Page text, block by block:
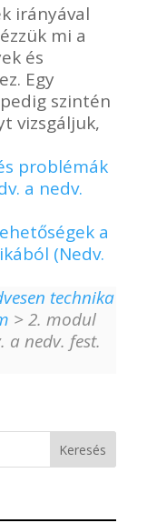
irányával
mi a
és
Egy
szintén
vizsgáljuk,
problémák
a nedv.
a
(Nedv.
technika
> 2. modul
a nedv. fest.